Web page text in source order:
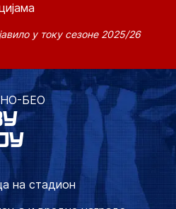
у току сезоне 2025/26
БЕО
на стадион